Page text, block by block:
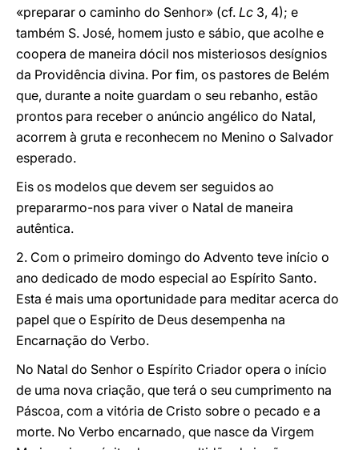
«preparar o caminho do Senhor» (cf. Lc 3, 4); e
também S. José, homem justo e sábio, que acolhe e
coopera de maneira dócil nos misteriosos desígnios
da Providência divina. Por fim, os pastores de Belém
que, durante a noite guardam o seu rebanho, estão
prontos para receber o anúncio angélico do Natal,
acorrem à gruta e reconhecem no Menino o Salvador
esperado.
Eis os modelos que devem ser seguidos ao
prepararmo-nos para viver o Natal de maneira
autêntica.
2. Com o primeiro domingo do Advento teve início o
ano dedicado de modo especial ao Espírito Santo.
Esta é mais uma oportunidade para meditar acerca do
papel que o Espírito de Deus desempenha na
Encarnação do Verbo.
No Natal do Senhor o Espírito Criador opera o início
de uma nova criação, que terá o seu cumprimento na
Páscoa, com a vitória de Cristo sobre o pecado e a
morte. No Verbo encarnado, que nasce da Virgem